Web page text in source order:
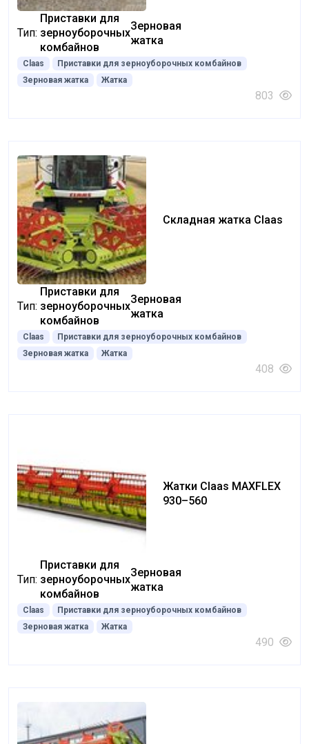
Тип:
Приставки для
зерноуборочных
комбайнов
Зерновая
жатка
Claas
Приставки для зерноуборочных комбайнов
Зерновая жатка
Жатка
803
Складная жатка Claas
Тип:
Приставки для
зерноуборочных
комбайнов
Зерновая
жатка
Claas
Приставки для зерноуборочных комбайнов
Зерновая жатка
Жатка
408
Жатки Claas MAXFLEX
930–560
Тип:
Приставки для
зерноуборочных
комбайнов
Зерновая
жатка
Claas
Приставки для зерноуборочных комбайнов
Зерновая жатка
Жатка
490